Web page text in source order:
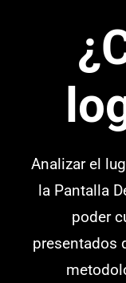
Analizar el
la Pantalla
poder
presentados